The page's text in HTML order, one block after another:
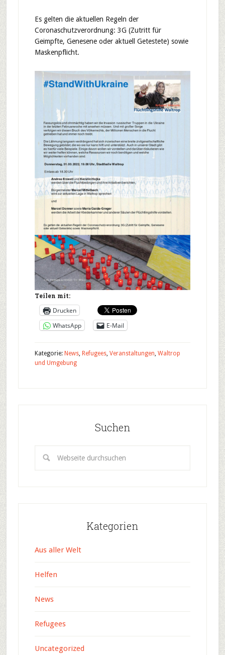
Es gelten die aktuellen Regeln der
Coronaschutzverordnung: 3G (Zutritt für
Geimpfte, Genesene oder aktuell Getestete) sowie
Maskenpflicht.
Teilen mit:
Drucken
WhatsApp
E-Mail
Kategorie: News, Refugees, Veranstaltungen, Waltrop
und Umgebung
Suchen
Kategorien
Aus aller Welt
Helfen
News
Refugees
Uncategorized